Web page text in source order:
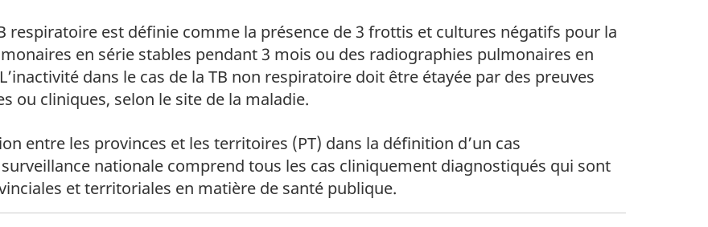
respiratoire est définie comme la présence de 3 frottis et cultures négatifs pour la
en série stables pendant 3 mois ou des radiographies pulmonaires en
dans le cas de la TB non respiratoire doit être étayée par des preuves
ou cliniques, selon le site de la maladie.
de page
entre les provinces et les territoires (PT) dans la définition d’un cas
nationale comprend tous les cas cliniquement diagnostiqués qui sont
et territoriales en matière de santé publique.
de page